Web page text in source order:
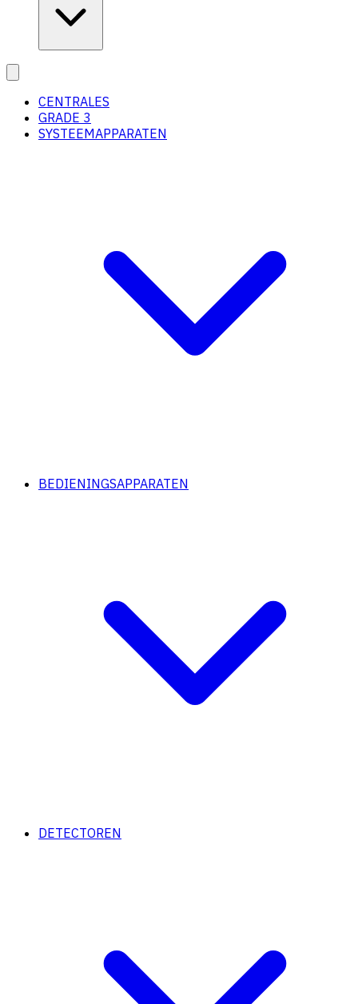
CENTRALES
GRADE 3
SYSTEEMAPPARATEN
BEDIENINGSAPPARATEN
DETECTOREN